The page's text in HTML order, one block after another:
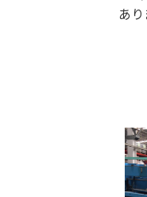
あり